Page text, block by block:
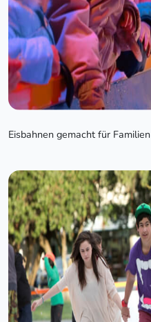
Eisbahnen gemacht für Familien